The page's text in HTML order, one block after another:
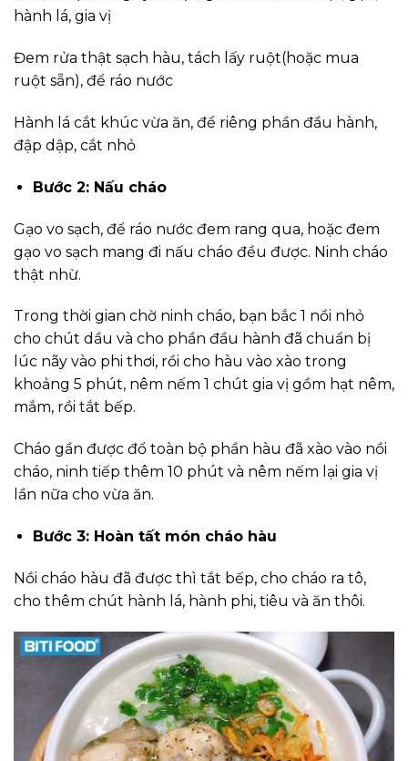
hành lá, gia vị
Đem rửa thật sạch hàu, tách lấy ruột(hoặc mua
ruột sẵn), để ráo nước
Hành lá cắt khúc vừa ăn, để riêng phần đầu hành,
đập dập, cắt nhỏ
Bước 2: Nấu cháo
Gạo vo sạch, để ráo nước đem rang qua, hoặc đem
gạo vo sạch mang đi nấu cháo đều được. Ninh cháo
thật nhừ.
Trong thời gian chờ ninh cháo, bạn bắc 1 nồi nhỏ
cho chút dầu và cho phần đầu hành đã chuẩn bị
lúc nãy vào phi thơi, rồi cho hàu vào xào trong
khoảng 5 phút, nêm nếm 1 chút gia vị gồm hạt nêm,
mắm, rồi tắt bếp.
Cháo gần được đổ toàn bộ phần hàu đã xào vào nồi
cháo, ninh tiếp thêm 10 phút và nêm nếm lại gia vị
lần nữa cho vừa ăn.
Bước 3: Hoàn tất món cháo hàu
Nồi cháo hàu đã được thì tắt bếp, cho cháo ra tô,
cho thêm chút hành lá, hành phi, tiêu và ăn thôi.